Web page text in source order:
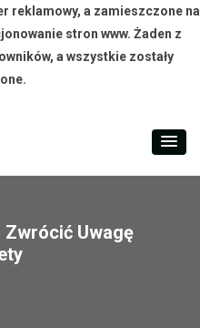
reklamowy, a zamieszczone na
stron www. Żaden z
a wszystkie zostały
Uwagę